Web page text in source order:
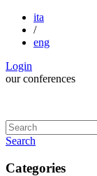
ita
/
eng
Login
our conferences
Search
Categories